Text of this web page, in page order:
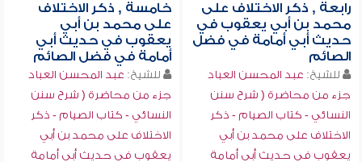
رابعة , ذكر الاختلاف على
محمد بن أبي يعقوب في
حديث أبي أمامة في فضل
الصائم
للشيخ: عبد المحسن العباد
جزء من محاضرة ( شرح سنن
النسائي - كتاب الصيام - ذكر
الاختلاف على محمد بن أبي
يعقوب في حديث أبي أمامة
خامسة , ذكر الاختلاف
على محمد بن أبي
يعقوب في حديث أبي
أمامة في فضل الصائم
للشيخ: عبد المحسن العباد
جزء من محاضرة ( شرح سنن
النسائي - كتاب الصيام - ذكر
الاختلاف على محمد بن أبي
يعقوب في حديث أبي أمامة